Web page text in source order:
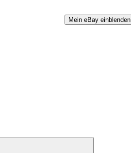
Mein eBay einblenden